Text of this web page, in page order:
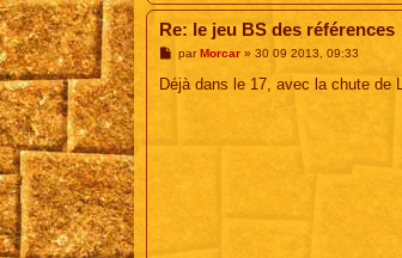
Re: le jeu BS des références
M
s
s
parMorcar» 30 09 2013, 09:33
Déjà dans le 17, avec la chute de